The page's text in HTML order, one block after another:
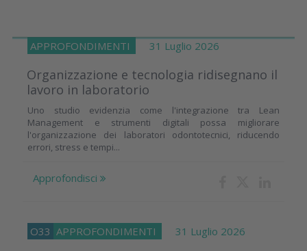
APPROFONDIMENTI 31 Luglio 2026
Organizzazione e tecnologia ridisegnano il
lavoro in laboratorio
Uno studio evidenzia come l'integrazione tra Lean
Management e strumenti digitali possa migliorare
l'organizzazione dei laboratori odontotecnici, riducendo
errori, stress e tempi...
Approfondisci
O33 APPROFONDIMENTI 31 Luglio 2026